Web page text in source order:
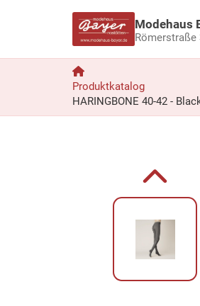
Modehaus
Römerstraße
Produktkatalog
HARINGBONE 40-42 -
Zur Produktbeschreibung springen